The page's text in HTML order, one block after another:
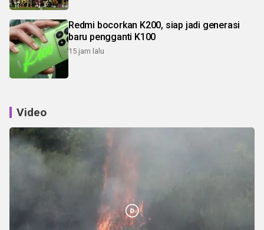
Redmi bocorkan K200, siap jadi generasi
baru pengganti K100
15 jam lalu
Video